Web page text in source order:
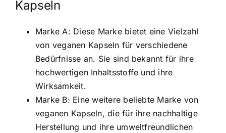
Kapseln
Marke A: Diese Marke bietet eine Vielzahl
von veganen Kapseln für verschiedene
Bedürfnisse an. Sie sind bekannt für ihre
hochwertigen Inhaltsstoffe und ihre
Wirksamkeit.
Marke B: Eine weitere beliebte Marke von
veganen Kapseln, die für ihre nachhaltige
Herstellung und ihre umweltfreundlichen